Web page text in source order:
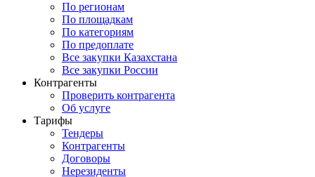
По регионам
По площадкам
По категориям
По предоплате
Все закупки Казахстана
Все закупки России
Контрагенты
Проверить контрагента
Об услуге
Тарифы
Тендеры
Контрагенты
Договоры
Нерезиденты